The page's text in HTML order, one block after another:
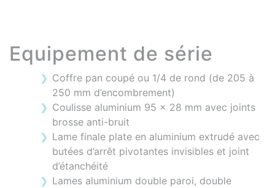
Equipement de série
Coffre pan coupé ou 1/4 de rond (de 205 à
250 mm d’encombrement)
Coulisse aluminium 95 x 28 mm avec joints
brosse anti-bruit
Lame finale plate en aluminium extrudé avec
butées d’arrêt pivotantes invisibles et joint
d’étanchéité
Lames aluminium double paroi, double